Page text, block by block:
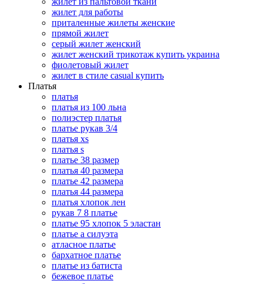
жилет для работы
приталенные жилеты женские
прямой жилет
серый жилет женский
жилет женский трикотаж купить украина
фиолетовый жилет
жилет в стиле casual купить
Платья
платья
платья из 100 льна
полиэстер платья
платье рукав 3/4
платья xs
платья s
платье 38 размер
платья 40 размера
платье 42 размера
платья 44 размера
платья хлопок лен
рукав 7 8 платье
платье 95 хлопок 5 эластан
платье а силуэта
атласное платье
бархатное платье
платье из батиста
бежевое платье